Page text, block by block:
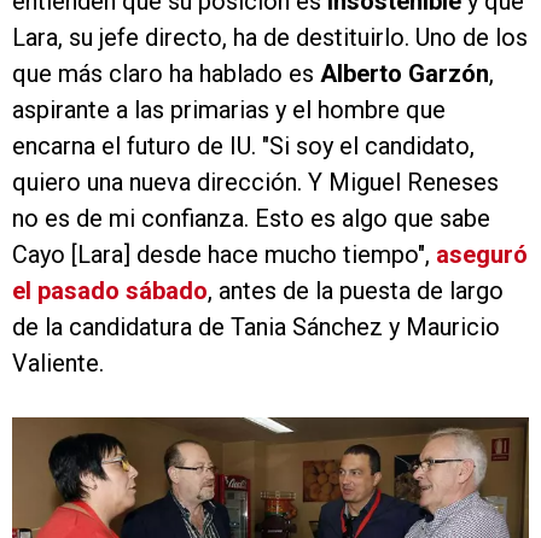
Lara, su jefe directo, ha de destituirlo. Uno de los
que más claro ha hablado es Alberto Garzón,
aspirante a las primarias y el hombre que
encarna el futuro de IU. "Si soy el candidato,
quiero una nueva dirección. Y Miguel Reneses
no es de mi confianza. Esto es algo que sabe
Cayo [Lara] desde hace mucho tiempo", aseguró
el pasado sábado, antes de la puesta de largo
de la candidatura de Tania Sánchez y Mauricio
Valiente.